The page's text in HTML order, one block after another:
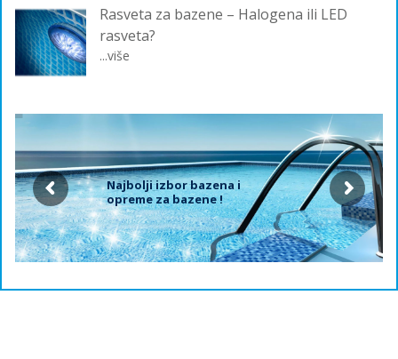
Rasveta za bazene – Halogena ili LED
rasveta?
...više
Najbolji izbor bazena i
opreme za bazene !